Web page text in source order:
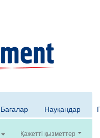
Бағалар Науқандар
Қажетті қызметтер